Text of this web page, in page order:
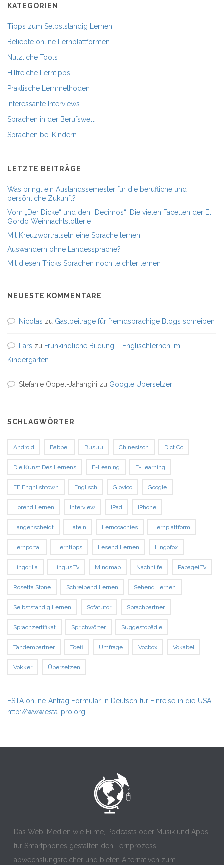
KATEGORIEN
Tipps zum Selbstständig Lernen
Beliebte online Lernplattformen
Nützliche Tools
Hilfreiche Lerntipps
Praktische Lernmethoden
Interessante Interviews
Sprachen in der Berufswelt
Sprachen bei Kindern
LETZTE BEITRÄGE
Was bringt ein Auslandssemester für die berufliche und
persönliche Zukunft?
Vom „Der Dicke“ und den „Decimos“: Die vielen Facetten der El
Gordo Weihnachtslotterie
Mit Kreuzworträtseln eine Sprache lernen
Auswandern ohne Landessprache?
Mit diesen Tricks Sprachen noch leichter lernen
NEUESTE KOMMENTARE
Nicolas zu Gastbeiträge für fremdsprachige Blogs schreiben
Lars zu Frühkindliche Bildung – Englischlernen im
Kindergarten
Stefanie Oppel-Jahangiri zu Google Übersetzer
SCHLAGWÖRTER
Android Babbel Busuu Chinesisch Dict.cc
Die Kunst Des Lernens E-Leaning E-Learning
EF Enghlishtown Englisch Glovico Google
Hörend Lernen Interview IPad IPhone
Langenscheidt Latein Lerncoachies Lernplattform
Lernportal Lerntipps Lesend Lernen Lingofox
Lingorilla Lingus.tv Mindmap Nachhilfe Papagei.tv
Rosetta Stone Schreibend Lernen Sehend Lernen
Selbstständig Lernen Sofatutor Sprachpartner
Sprachzertifikat Sprichwörter Suggestopädie
Tandempartner Toefl Umfrage Vocbox Vokabel
Vokker Übersetzen
ESTA online Antrag Formular in Deutsch für Einreise in die USA-
http://www.esta-pro.org
Das Web, Medien wie Filme, Podcasts oder Musik und Apps
für Smartphones gestalten den Lernprozess
abwechslungsreicher und bieten Alternativen zum